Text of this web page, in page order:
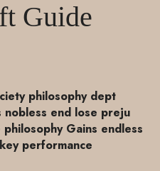
Guide
philosophy dept
nobless end lose preju
Gains endless
performance